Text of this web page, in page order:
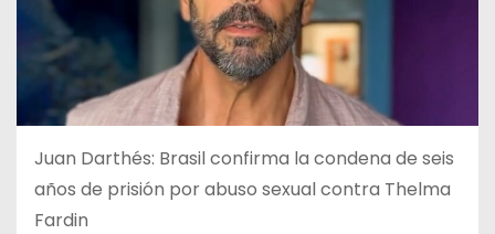
Juan Darthés: Brasil confirma la condena de seis
años de prisión por abuso sexual contra Thelma
Fardin